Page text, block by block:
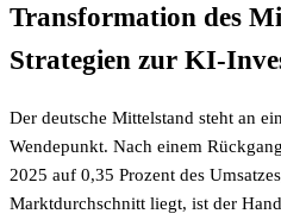
Transformation des
Strategien zur KI-
Der deutsche Mittelstand steht an
Wendepunkt. Nach einem
2025 auf 0,35 Prozent des
Marktdurchschnitt liegt, ist der